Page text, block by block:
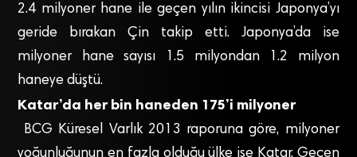
2.4 milyoner hane ile geçen yılın ikincisi Japonya’yı
geride bırakan Çin takip etti. Japonya’da ise
milyoner hane sayısı 1.5 milyondan 1.2 milyon
haneye düştü.
Katar’da her bin haneden 175’i milyoner
BCG Küresel Varlık 2013 raporuna göre, milyoner
yoğunluğunun en fazla olduğu ülke ise Katar. Geçen